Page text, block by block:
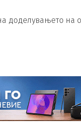
доделувањето на